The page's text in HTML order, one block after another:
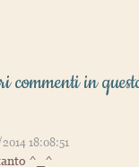
commenti in
18:08:51
^_^